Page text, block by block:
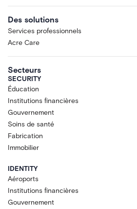
Des solutions
Services professionnels
Acre Care
Secteurs
SECURITY
Éducation
Institutions financières
Gouvernement
Soins de santé
Fabrication
Immobilier
IDENTITY
Aéroports
Institutions financières
Gouvernement